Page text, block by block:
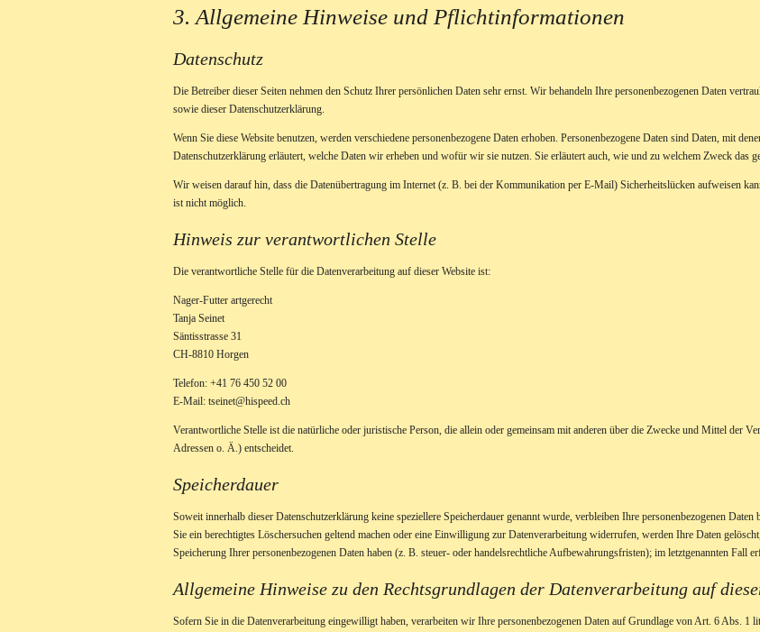
3. Allgemeine Hinweise und Pflicht­informationen
Datenschutz
Die Betreiber dieser Seiten nehmen den Schutz Ihrer persönlichen Daten sehr ernst. Wir behandeln Ihre personenbezogenen Daten
sowie dieser Datenschutzerklärung.
Wenn Sie diese Website benutzen, werden verschiedene personenbezogene Daten erhoben. Personenbezogene Daten sind Daten, mit
Datenschutzerklärung erläutert, welche Daten wir erheben und wofür wir sie nutzen. Sie erläutert auch, wie und zu welchem Zweck das
Wir weisen darauf hin, dass die Datenübertragung im Internet (z. B. bei der Kommunikation per E-Mail) Sicherheitslücken aufweisen
ist nicht möglich.
Hinweis zur verantwortlichen Stelle
Die verantwortliche Stelle für die Datenverarbeitung auf dieser Website ist:
Nager-Futter artgerecht
Tanja Seinet
Säntisstrasse 31
CH-8810 Horgen
Telefon: +41 76 450 52 00
E-Mail: tseinet@hispeed.ch
Verantwortliche Stelle ist die natürliche oder juristische Person, die allein oder gemeinsam mit anderen über die Zwecke und Mittel der
Adressen o. Ä.) entscheidet.
Speicherdauer
Soweit innerhalb dieser Datenschutzerklärung keine speziellere Speicherdauer genannt wurde, verbleiben Ihre personenbezogenen
Sie ein berechtigtes Löschersuchen geltend machen oder eine Einwilligung zur Datenverarbeitung widerrufen, werden Ihre Daten
Speicherung Ihrer personenbezogenen Daten haben (z. B. steuer- oder handelsrechtliche Aufbewahrungsfristen); im letztgenannten Fall
Allgemeine Hinweise zu den Rechtsgrundlagen der Datenverarbeitung auf
Sofern Sie in die Datenverarbeitung eingewilligt haben, verarbeiten wir Ihre personenbezogenen Daten auf Grundlage von Art. 6 Abs.